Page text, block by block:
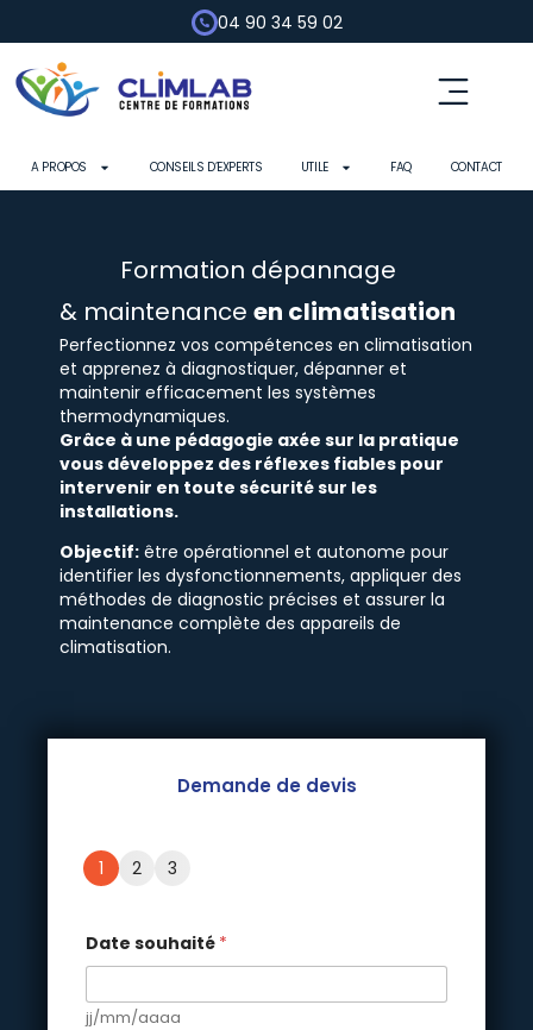
04 90 34 59 02
A PROPOS CONSEILS D’EXPERTS UTILE FAQ CONTACT
Formation dépannage
& maintenance en climatisation
Perfectionnez vos compétences en climatisation
et apprenez à diagnostiquer, dépanner et
maintenir efficacement les systèmes
thermodynamiques.
Grâce à une pédagogie axée sur la pratique
vous développez des réflexes fiables pour
intervenir en toute sécurité sur les
installations.
Objectif: être opérationnel et autonome pour
identifier les dysfonctionnements, appliquer des
méthodes de diagnostic précises et assurer la
maintenance complète des appareils de
climatisation.
Demande de devis
1 2 3
Date souhaité *
jj/mm/aaaa